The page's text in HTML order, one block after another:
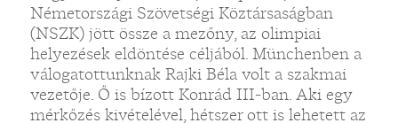
Németországi Szövetségi Köztársaságban
(NSZK) jött össze a mezőny, az olimpiai
helyezések eldöntése céljából. Münchenben a
válogatottunknak Rajki Béla volt a szakmai
vezetője. Ő is bízott Konrád III-ban. Aki egy
mérkőzés kivételével, hétszer ott is lehetett az